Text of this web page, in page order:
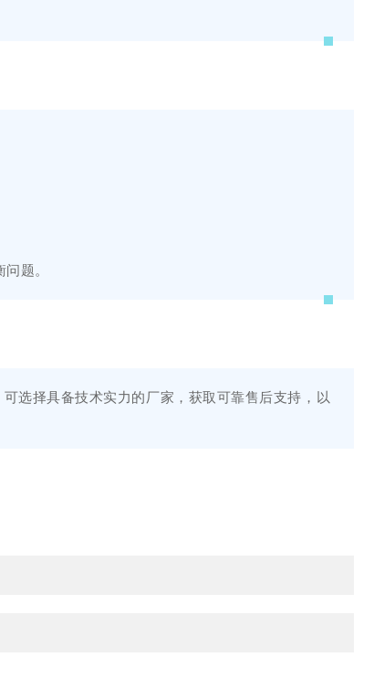
题。
选择具备技术实力的厂家，获取可靠售后支持，以